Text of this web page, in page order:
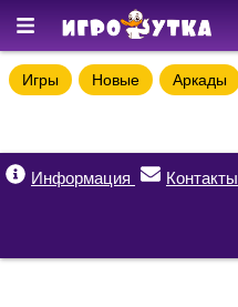
Игры Новые Аркады
Информация Контакты